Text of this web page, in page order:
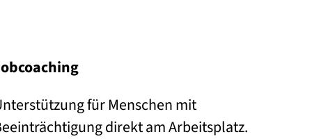
für Menschen mit
direkt am Arbeitsplatz.